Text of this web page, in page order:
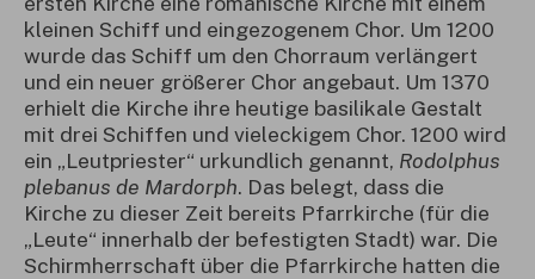
kleinen Schiff und eingezogenem Chor. Um 1200
wurde das Schiff um den Chorraum verlängert
und ein neuer größerer Chor angebaut. Um 1370
erhielt die Kirche ihre heutige basilikale Gestalt
mit drei Schiffen und vieleckigem Chor. 1200 wird
ein „Leutpriester“ urkundlich genannt, Rodolphus
plebanus de Mardorph. Das belegt, dass die
Kirche zu dieser Zeit bereits Pfarrkirche (für die
„Leute“ innerhalb der befestigten Stadt) war. Die
Schirmherrschaft über die Pfarrkirche hatten die